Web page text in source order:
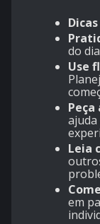
do
Use
Peça
Leia
em